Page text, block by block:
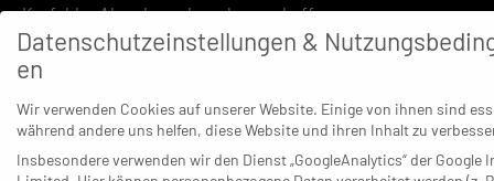
Krefelder Abwehr mehrmals zu schaffen.
Beide
nehmen
etwas
Datenschutzeinstellungen &
en
Wir verwenden Cookies auf unserer Website. Einige von ihnen sind
während andere uns helfen, diese Website und ihren Inhalt zu
Insbesondere verwenden wir den Dienst „GoogleAnalytics“ der Google